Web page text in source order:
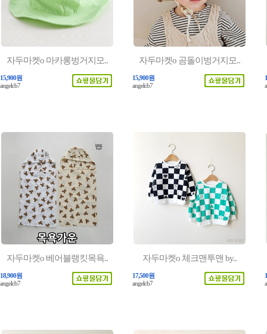
자두마켓o 마카롱벙거지모..
15,900원
angelcb7
자두마켓o 곰돌이벙거지모..
15,900원
angelcb7
자두마켓o 베어블랭킷목욕..
18,900원
angelcb7
자두마켓o 체크맨투맨 by..
17,500원
angelcb7